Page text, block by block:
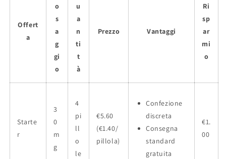
Offert
a
o
s
a
g
gi
o
u
a
n
ti
t
à
Prezzo Vantaggi
Ri
sp
ar
mi
o
Starte
r
3
0
m
g
4
pi
ll
o
le
€5.60
(€1.40/
pillola)
Confezione
discreta
Consegna
standard
gratuita
€1.
00